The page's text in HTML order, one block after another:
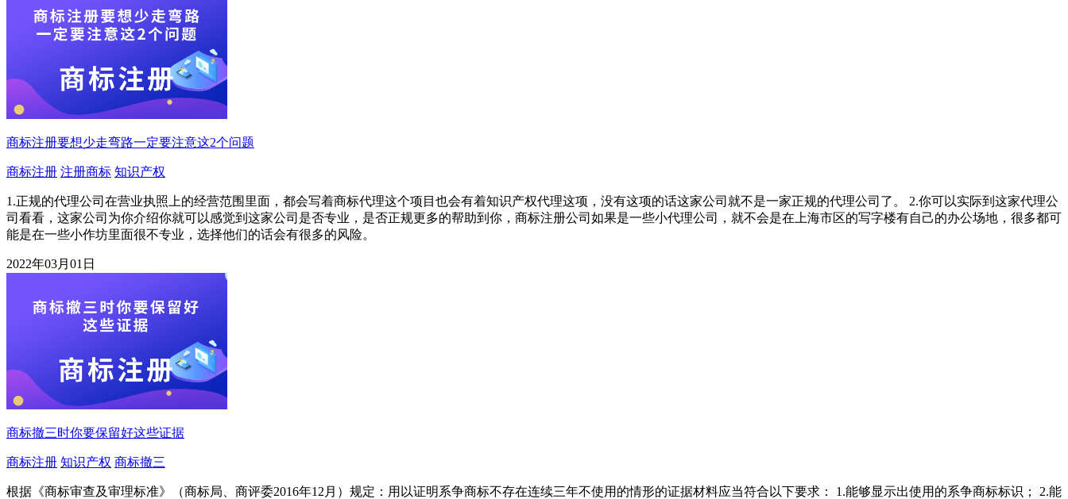
商标注册要想少走弯路一定要注意这2个问题
商标注册 注册商标 知识产权
1.正规的代理公司在营业执照上的经营范围里面，都会写着商标代理这个项目也会有着知识产权代理这项，没有这项的话这家公司就不是一家正规的代理公司了。 2.你可以实际到这家代理公
司看看，这家公司为你介绍你就可以感觉到这家公司是否专业，是否正规更多的帮助到你，商标注册公司如果是一些小代理公司，就不会是在上海市区的写字楼有自己的办公场地，很多都可
能是在一些小作坊里面很不专业，选择他们的话会有很多的风险。
2022年03月01日
商标撤三时你要保留好这些证据
商标注册 知识产权 商标撤三
根据《商标审查及审理标准》（商标局、商评委2016年12月）规定：用以证明系争商标不存在连续三年不使用的情形的证据材料应当符合以下要求： 1.能够显示出使用的系争商标标识； 2.能